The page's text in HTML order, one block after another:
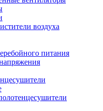
воздуха
питания